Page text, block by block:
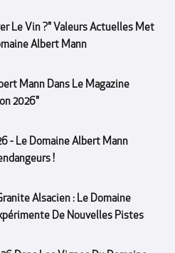
Le Vin ?" Valeurs Actuelles Met
Albert Mann
Mann Dans Le Magazine
2026"
- Le Domaine Albert Mann
!
Alsacien : Le Domaine
De Nouvelles Pistes